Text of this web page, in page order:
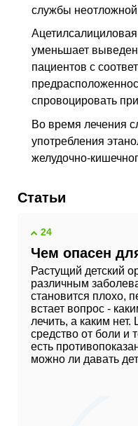
службы
Ацетилсалициловая
уменьшает
пациентов с
спровоцировать
Во время лечения
употребления
желудочно-
Статьи
24
Чем опасен
Растущий детский
различным
становится плохо,
встает вопрос -
лечить, а каким
средство от боли и
есть
можно ли давать